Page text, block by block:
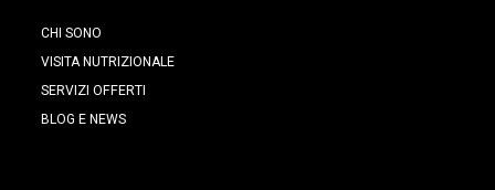
CHI SONO
VISITA NUTRIZIONALE
SERVIZI OFFERTI
BLOG E NEWS